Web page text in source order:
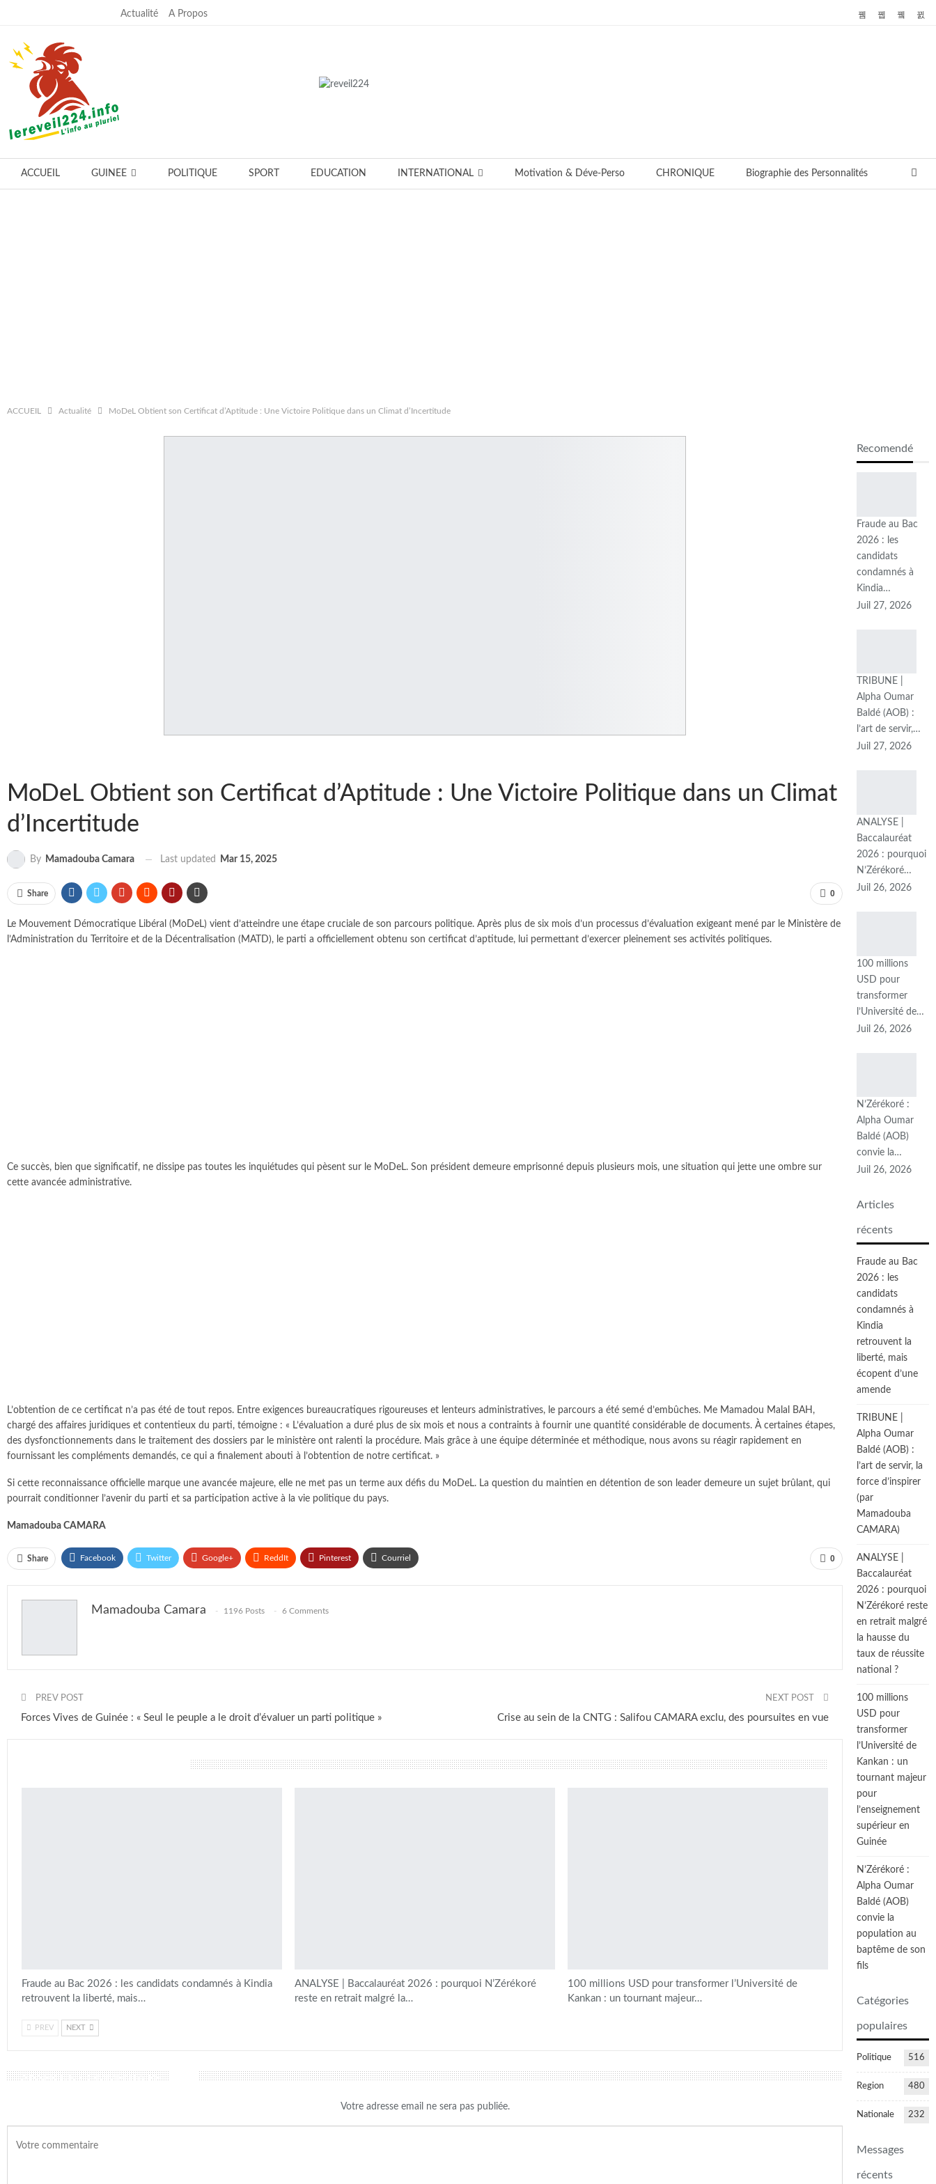
Actualité A Propos
ACCUEIL GUINEE POLITIQUE SPORT EDUCATION INTERNATIONAL Motivation & Déve-Perso CHRONIQUE Biographie des Personnalités
ACCUEIL Actualité MoDeL Obtient son Certificat d’Aptitude : Une Victoire Politique dans un Climat d’Incertitude
MoDeL Obtient son Certificat d’Aptitude : Une Victoire Politique dans un Climat
d’Incertitude
By Mamadouba Camara Last updated Mar 15, 2025
0
Share
Le Mouvement Démocratique Libéral (MoDeL) vient d’atteindre une étape cruciale de son parcours politique. Après plus de six mois d’un processus d’évaluation exigeant mené par le Ministère de
l’Administration du Territoire et de la Décentralisation (MATD), le parti a officiellement obtenu son certificat d’aptitude, lui permettant d’exercer pleinement ses activités politiques.
Ce succès, bien que significatif, ne dissipe pas toutes les inquiétudes qui pèsent sur le MoDeL. Son président demeure emprisonné depuis plusieurs mois, une situation qui jette une ombre sur
cette avancée administrative.
L’obtention de ce certificat n’a pas été de tout repos. Entre exigences bureaucratiques rigoureuses et lenteurs administratives, le parcours a été semé d’embûches. Me Mamadou Malal BAH,
chargé des affaires juridiques et contentieux du parti, témoigne : « L’évaluation a duré plus de six mois et nous a contraints à fournir une quantité considérable de documents. À certaines étapes,
des dysfonctionnements dans le traitement des dossiers par le ministère ont ralenti la procédure. Mais grâce à une équipe déterminée et méthodique, nous avons su réagir rapidement en
fournissant les compléments demandés, ce qui a finalement abouti à l’obtention de notre certificat. »
Si cette reconnaissance officielle marque une avancée majeure, elle ne met pas un terme aux défis du MoDeL. La question du maintien en détention de son leader demeure un sujet brûlant, qui
pourrait conditionner l’avenir du parti et sa participation active à la vie politique du pays.
Mamadouba CAMARA
0
Share Facebook Twitter Google+ ReddIt Pinterest Courriel
Mamadouba Camara 1196 Posts 6 Comments
PREV POST
Forces Vives de Guinée : « Seul le peuple a le droit d’évaluer un parti politique »
NEXT POST
Crise au sein de la CNTG : Salifou CAMARA exclu, des poursuites en vue
Fraude au Bac 2026 : les candidats condamnés à Kindia
retrouvent la liberté, mais…
ANALYSE | Baccalauréat 2026 : pourquoi N’Zérékoré
reste en retrait malgré la…
100 millions USD pour transformer l’Université de
Kankan : un tournant majeur…
PREV NEXT
LAISSER UN COMMENTAIRE
Votre adresse email ne sera pas publiée.
Recomendé
Fraude au Bac
2026 : les
candidats
condamnés à
Kindia…
Juil 27, 2026
TRIBUNE |
Alpha Oumar
Baldé (AOB) :
l’art de servir,…
Juil 27, 2026
ANALYSE |
Baccalauréat
2026 : pourquoi
N’Zérékoré…
Juil 26, 2026
100 millions
USD pour
transformer
l’Université de…
Juil 26, 2026
N’Zérékoré :
Alpha Oumar
Baldé (AOB)
convie la…
Juil 26, 2026
Articles
récents
Fraude au Bac
2026 : les
candidats
condamnés à
Kindia
retrouvent la
liberté, mais
écopent d’une
amende
TRIBUNE |
Alpha Oumar
Baldé (AOB) :
l’art de servir, la
force d’inspirer
(par
Mamadouba
CAMARA)
ANALYSE |
Baccalauréat
2026 : pourquoi
N’Zérékoré reste
en retrait malgré
la hausse du
taux de réussite
national ?
100 millions
USD pour
transformer
l’Université de
Kankan : un
tournant majeur
pour
l’enseignement
supérieur en
Guinée
N’Zérékoré :
Alpha Oumar
Baldé (AOB)
convie la
population au
baptême de son
fils
Catégories
populaires
Politique 516
Region 480
Nationale 232
Messages
récents
: les
condamnés